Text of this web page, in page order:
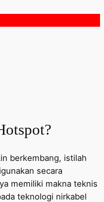
berkembang, istilah
secara
memiliki makna teknis
teknologi nirkabel